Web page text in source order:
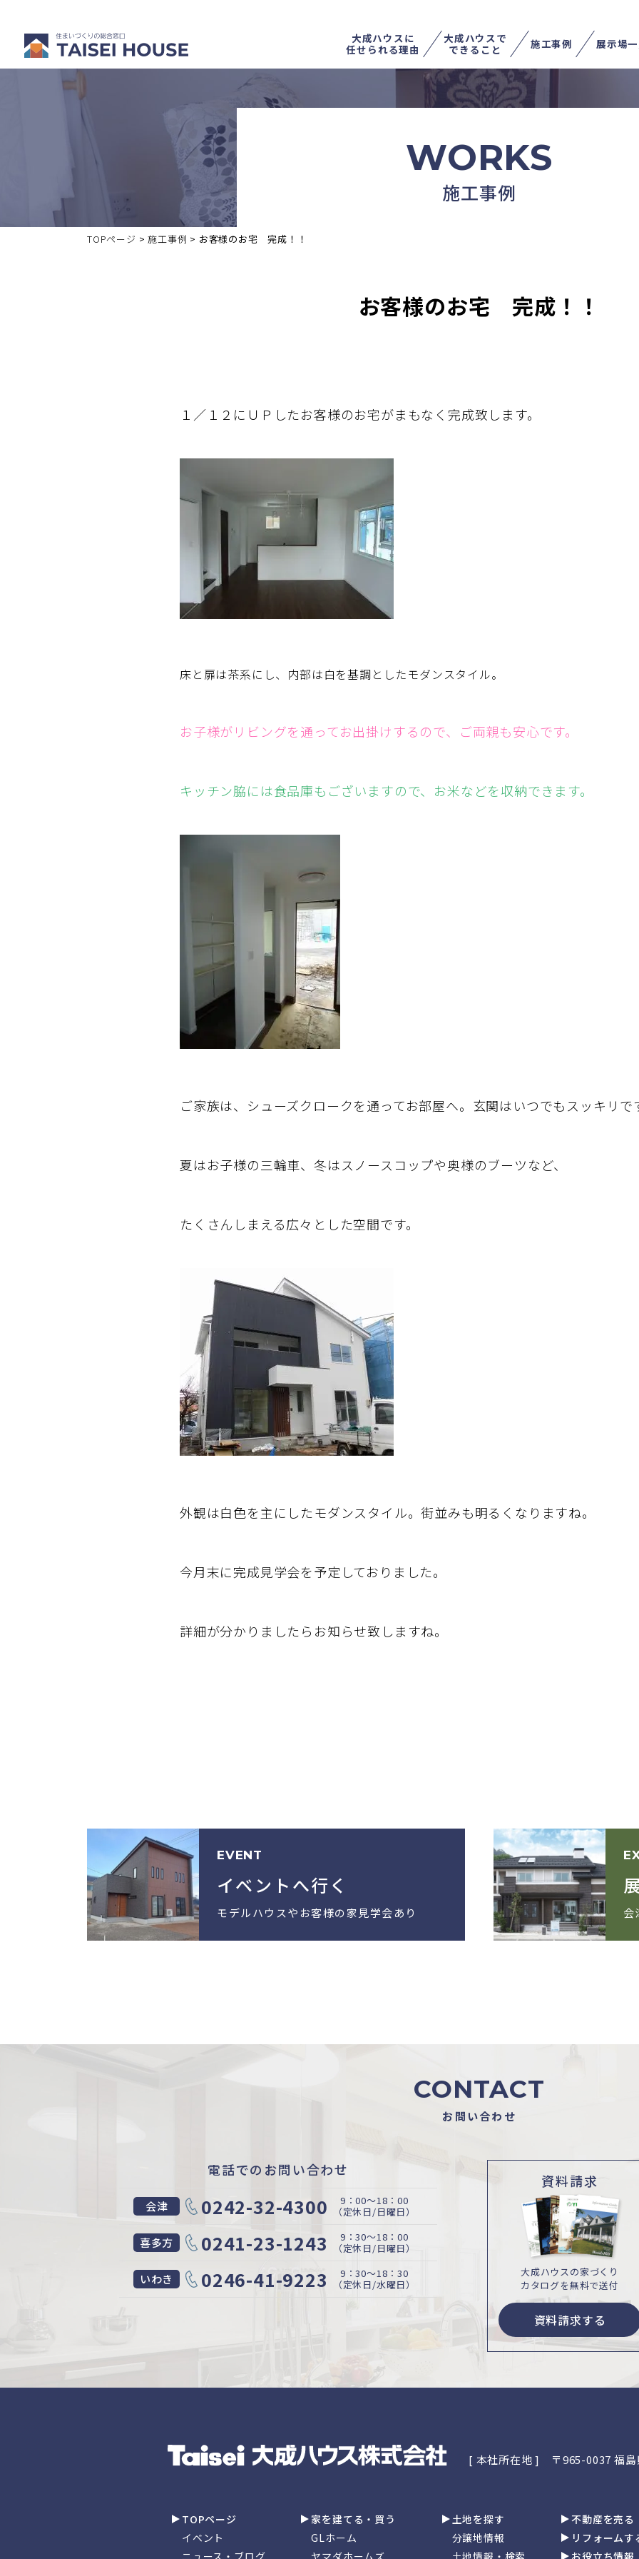
大成ハウスに
任せられる理由
大成ハウスで
できること
施工事例 展示場
分譲・中古
住宅を買う
土地を探す
WORKS
施工事例
TOPページ >施工事例 > お客様のお宅 完成！！
お客様のお宅 完成！！
１／１２にＵＰしたお客様のお宅がまもなく完成致します。
床と扉は茶系にし、内部は白を基調としたモダンスタイル。
お子様がリビングを通ってお出掛けするので、ご両親も安心です。
キッチン脇には食品庫もございますので、お米などを収納できます。
ご家族は、シューズクロークを通ってお部屋へ。玄関はいつでもスッキリで
夏はお子様の三輪車、冬はスノースコップや奥様のブーツなど、
たくさんしまえる広々とした空間です。
外観は白色を主にしたモダンスタイル。街並みも明るくなりますね。
今月末に完成見学会を予定しておりました。
詳細が分かりましたらお知らせ致しますね。
EVENT
イベントへ行く
モデルハウスやお客様の家見学会あり 会
CONTACT
お問い合わせ
電話でのお問い合わせ
会津 0242-32-4300
9：00〜18：00
（定休日/日曜日）
喜多方 0241-23-1243
9：30〜18：00
（定休日/日曜日）
いわき 0246-41-9223
9：30〜18：30
（定休日/水曜日）
資料請求
大成ハウスの家づくり
カタログを無料で送付
資料請求する
[ 本社所在地 ] 〒965-0037 福島
TOPページ
イベント
家を建てる・買う
GLホーム
土地を探す
分譲地情報
不動産を売る
リフォームす